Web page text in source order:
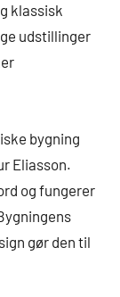
klassisk
udstillinger
bygning
Eliasson.
og fungerer
gør den til